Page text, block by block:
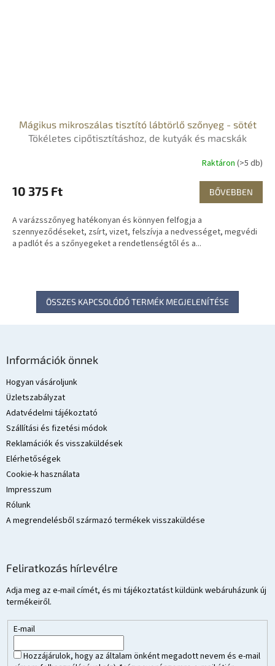
Mágikus mikroszálas tisztító lábtörlő szőnyeg - sötét
Tökéletes cipőtisztításhoz, de kutyák és macskák
Raktáron (>5 db)
10 375 Ft BŐVEBBEN
A varázsszőnyeg hatékonyan és könnyen felfogja a
szennyeződéseket, zsírt, vizet, felszívja a nedvességet, megvédi
a padlót és a szőnyegeket a rendetlenségtől és a...
ÖSSZES KAPCSOLÓDÓ TERMÉK MEGJELENÍTÉSE
Információk önnek
Hogyan vásároljunk
Üzletszabályzat
Adatvédelmi tájékoztató
Szállítási és fizetési módok
Reklamációk és visszaküldések
Elérhetőségek
Cookie-k használata
Impresszum
Rólunk
A megrendelésből származó termékek visszaküldése
Feliratkozás hírlevélre
Adja meg az e-mail címét, és mi tájékoztatást küldünk webáruházunk új
termékeiről.
E-mail
Hozzájárulok, hogy az általam önként megadott nevem és e-mail